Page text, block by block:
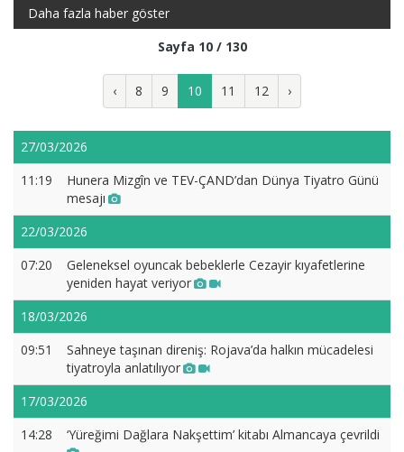
Daha fazla haber göster
Sayfa 10 / 130
‹ 8 9 10 11 12 ›
27/03/2026
11:19
Hunera Mizgîn ve TEV-ÇAND’dan Dünya Tiyatro Günü
mesajı
22/03/2026
07:20
Geleneksel oyuncak bebeklerle Cezayir kıyafetlerine
yeniden hayat veriyor
18/03/2026
09:51
Sahneye taşınan direniş: Rojava’da halkın mücadelesi
tiyatroyla anlatılıyor
17/03/2026
14:28
‘Yüreğimi Dağlara Nakşettim’ kitabı Almancaya çevrildi